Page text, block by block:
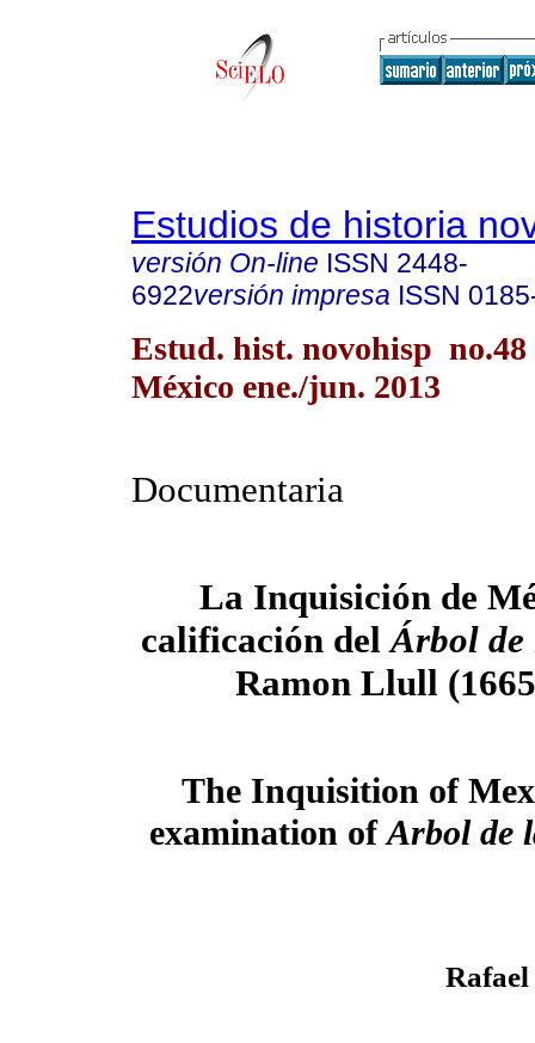
Estudios de historia
versión On-line ISSN 2448-
6922versión impresa ISSN
Estud. hist. novohisp
México ene./jun. 2013
Documentaria
La Inquisición de
calificación del Árbol de
Ramon Llull
The Inquisition of
examination ofArbol de